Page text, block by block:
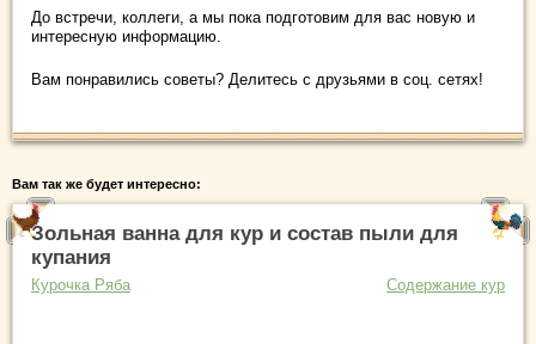
До встречи, коллеги, а мы пока подготовим для вас новую и
интересную информацию.
Вам понравились советы? Делитесь с друзьями в соц. сетях!
Вам так же будет интересно:
Зольная ванна для кур и состав пыли для
купания
Курочка Ряба Содержание кур